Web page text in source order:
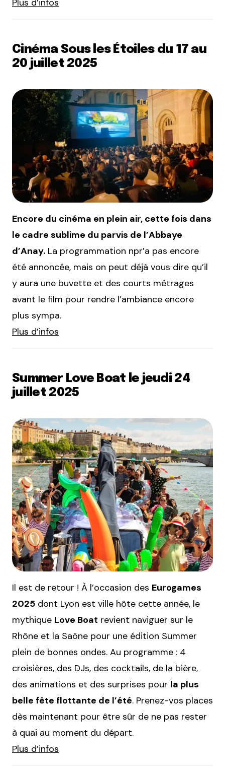
Plus d’infos
Cinéma Sous les Étoiles du 17 au
20 juillet 2025
Encore du cinéma en plein air, cette fois dans
le cadre sublime du parvis de l’Abbaye
d’Anay. La programmation npr’a pas encore
été annoncée, mais on peut déjà vous dire qu’il
y aura une buvette et des courts métrages
avant le film pour rendre l’ambiance encore
plus sympa.
Plus d’infos
Summer Love Boat le jeudi 24
juillet 2025
Il est de retour ! À l’occasion des Eurogames
2025 dont Lyon est ville hôte cette année, le
mythique Love Boat revient naviguer sur le
Rhône et la Saône pour une édition Summer
plein de bonnes ondes. Au programme : 4
croisières, des DJs, des cocktails, de la bière,
des animations et des surprises pour la plus
belle fête flottante de l’été. Prenez-vos places
dès maintenant pour être sûr de ne pas rester
à quai au moment du départ.
Plus d’infos